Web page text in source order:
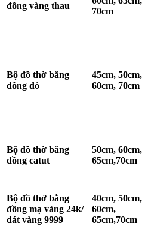
đồng vàng thau
70cm
Bộ đồ thờ bằng
đồng đỏ
45cm, 50cm,
60cm, 70cm
Bộ đồ thờ bằng
đồng catut
50cm, 60cm,
65cm,70cm
Bộ đồ thờ bằng
đồng mạ vàng 24k/
dát vàng 9999
40cm, 50cm,
60cm,
65cm,70cm